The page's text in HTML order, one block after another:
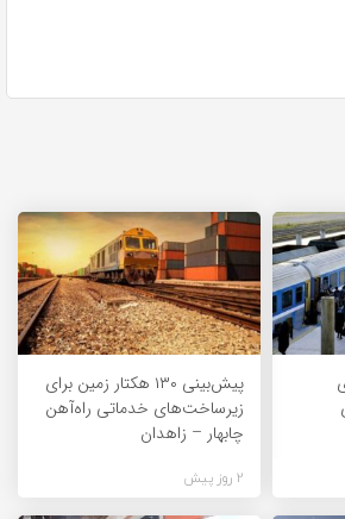
پیش‌بینی ۱۳۰ هکتار زمین برای
زیرساخت‌های خدماتی راه‌آهن
چابهار – زاهدان
2 روز پیش